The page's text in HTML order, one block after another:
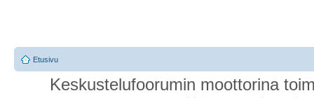
Etusivu
Keskustelufoorumin moottorina